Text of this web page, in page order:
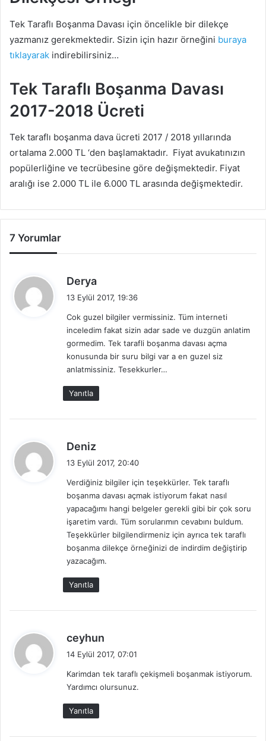
Tek Taraflı Boşanma Davası için öncelikle bir dilekçe
yazmanız gerekmektedir. Sizin için hazır örneğini buraya
tıklayarak indirebilirsiniz…
Tek Taraflı Boşanma Davası
2017-2018 Ücreti
Tek taraflı boşanma dava ücreti 2017 / 2018 yıllarında
ortalama 2.000 TL ‘den başlamaktadır. Fiyat avukatınızın
popülerliğine ve tecrübesine göre değişmektedir. Fiyat
aralığı ise 2.000 TL ile 6.000 TL arasında değişmektedir.
7 Yorumlar
Derya
i
k
i
:
13 Eylül 2017, 19:36
Cok guzel bilgiler vermissiniz. Tüm interneti
inceledim fakat sizin adar sade ve duzgün anlatim
gormedim. Tek tarafli boşanma davası açma
konusunda bir suru bilgi var a en guzel siz
anlatmissiniz. Tesekkurler…
Yanıtla
Deniz
i
k
i
13 Eylül 2017, 20:40
Verdiğiniz bilgiler için teşekkürler. Tek taraflı
boşanma davası açmak istiyorum fakat nasıl
yapacağımı hangi belgeler gerekli gibi bir çok soru
işaretim vardı. Tüm sorularımın cevabını buldum.
Teşekkürler bilgilendirmeniz için ayrıca tek taraflı
boşanma dilekçe örneğinizi de indirdim değiştirip
yazacağım.
Yanıtla
ceyhun
i
k
14 Eylül 2017, 07:01
Karimdan tek taraflı çekişmeli boşanmak istiyorum.
Yardımcı olursunuz.
Yanıtla